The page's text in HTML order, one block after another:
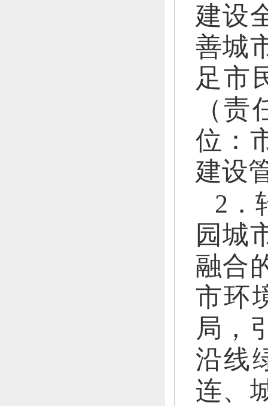
建设
善城
足市
（责
位：
建设
2．
园城
融合
市环
局，
沿线
连、